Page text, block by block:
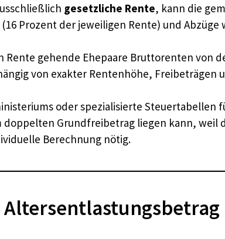
gesetzliche Rente, kann die
Prozent der jeweiligen Rente) und
gehende Ehepaare Bruttorenten von
von exakter Rentenhöhe, Freibeträgen
oder spezialisierte Steuertabellen
doppelten Grundfreibetrag liegen kann,
Berechnung nötig.